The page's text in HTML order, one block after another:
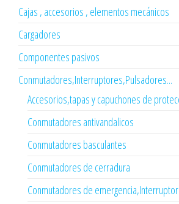
Cajas , accesorios , elementos mecánicos
Cargadores
Componentes pasivos
Conmutadores,Interruptores,Pulsadores...
Accesorios,tapas y capuchones de
Conmutadores antivandalicos
Conmutadores basculantes
Conmutadores de cerradura
Conmutadores de